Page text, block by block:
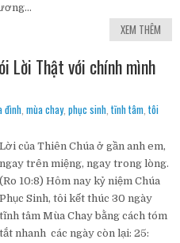
XEM THÊM
Lời Thật với chính mình
đình mùa chay, phục sinh tĩnh tâm tôi
Lời của Thiên Chúa ở gần anh em,
ngay trên miệng, ngay trong lòng.
(Ro 10:8) Hôm nay kỷ niệm Chúa
Phục Sinh, tôi kết thúc 30 ngày
tĩnh tâm Mùa Chay bằng cách tóm
tắt nhanh các ngày còn lại: 25: